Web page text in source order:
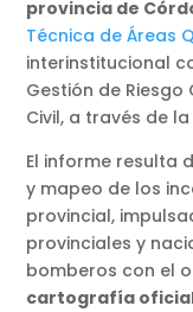
provincia de
Técnica de Áreas
interinstitucional
Gestión de
Civil, a través de la
El informe resulta
y mapeo de los
provincial,
provinciales y
bomberos con el
cartografía